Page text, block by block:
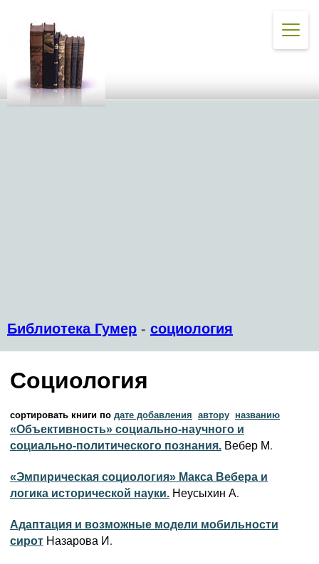
Библиотека Гумер - социология
Социология
сортировать книги по дате добавления автору названию
«Объективность» социально-научного и
социально-политического познания. Вебер М.
«Эмпирическая социология» Макса Вебера и
логика исторической науки. Неусыхин А.
Адаптация и возможные модели мобильности
сирот Назарова И.